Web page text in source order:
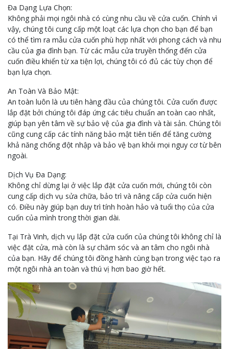
Đa Dạng Lựa Chọn:
Không phải mọi ngôi nhà có cùng nhu cầu về cửa cuốn. Chính vì
vậy, chúng tôi cung cấp một loạt các lựa chọn cho bạn để bạn
có thể tìm ra mẫu cửa cuốn phù hợp nhất với phong cách và nhu
cầu của gia đình bạn. Từ các mẫu cửa truyền thống đến cửa
cuốn điều khiển từ xa tiện lợi, chúng tôi có đủ các tùy chọn để
bạn lựa chọn.
An Toàn Và Bảo Mật:
An toàn luôn là ưu tiên hàng đầu của chúng tôi. Cửa cuốn được
lắp đặt bởi chúng tôi đáp ứng các tiêu chuẩn an toàn cao nhất,
giúp bạn yên tâm về sự bảo vệ của gia đình và tài sản. Chúng tôi
cũng cung cấp các tính năng bảo mật tiên tiến để tăng cường
khả năng chống đột nhập và bảo vệ bạn khỏi mọi nguy cơ từ bên
ngoài.
Dịch Vụ Đa Dạng:
Không chỉ dừng lại ở việc lắp đặt cửa cuốn mới, chúng tôi còn
cung cấp dịch vụ sửa chữa, bảo trì và nâng cấp cửa cuốn hiện
có. Điều này giúp bạn duy trì tính hoàn hảo và tuổi thọ của cửa
cuốn của mình trong thời gian dài.
Tại Trà Vinh, dịch vụ lắp đặt cửa cuốn của chúng tôi không chỉ là
việc đặt cửa, mà còn là sự chăm sóc và an tâm cho ngôi nhà
của bạn. Hãy để chúng tôi đồng hành cùng bạn trong việc tạo ra
một ngôi nhà an toàn và thú vị hơn bao giờ hết.